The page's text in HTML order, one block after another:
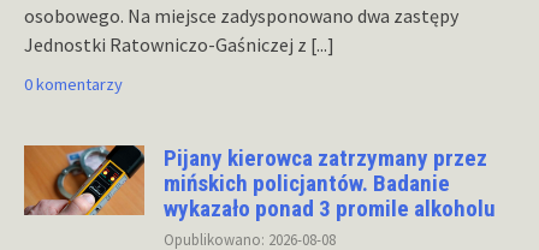
osobowego. Na miejsce zadysponowano dwa zastępy
Jednostki Ratowniczo-Gaśniczej z [...]
0 komentarzy
Pijany kierowca zatrzymany przez
mińskich policjantów. Badanie
wykazało ponad 3 promile alkoholu
Opublikowano: 2026-08-08